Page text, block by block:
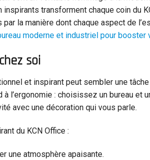
transforment chaque coin du
la manière dont chaque aspect de
moderne et industriel pour booster
soi
et inspirant peut sembler une
l’ergonomie : choisissez un bureau et
avec une décoration qui vous parle.
du KCN Office :
une atmosphère apaisante.